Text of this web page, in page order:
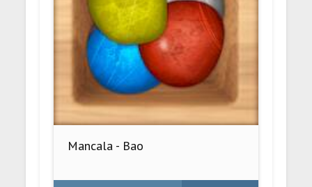
Mancala - Bao